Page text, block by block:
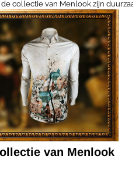
collectie van Menlook zijn
van Menlook